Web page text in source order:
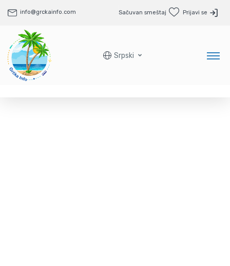
info@grckainfo.com Sačuvan smeštaj Prijavi se
Srpski